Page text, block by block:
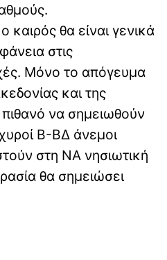
καιρός θα είναι γενικά
στις
Μόνο το απόγευμα
και της
να σημειωθούν
Β-ΒΔ άνεμοι
στη ΝΑ νησιωτική
θα σημειώσει